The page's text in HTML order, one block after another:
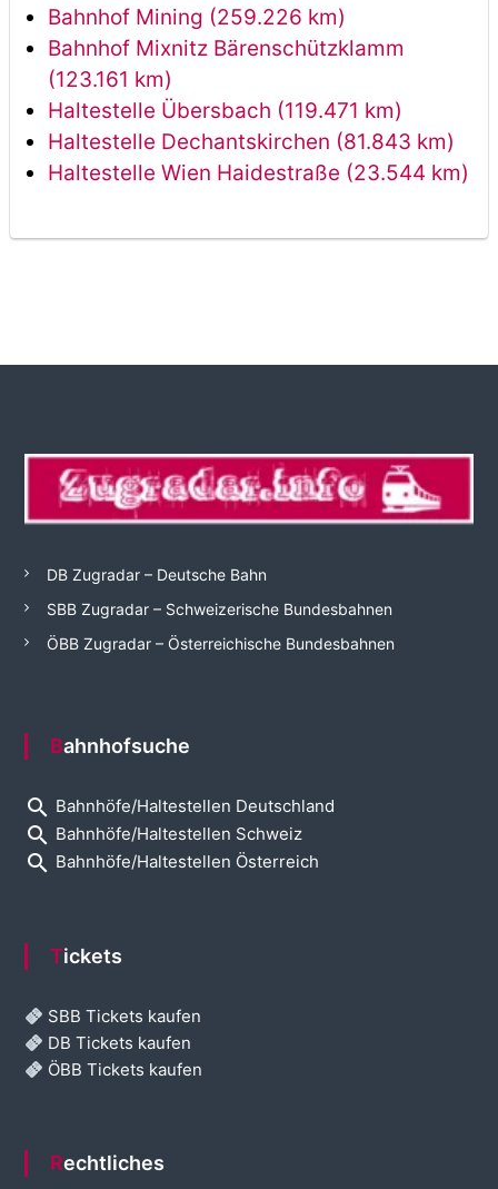
Bahnhof Mining (259.226 km)
Bahnhof Mixnitz Bärenschützklamm
(123.161 km)
Haltestelle Übersbach (119.471 km)
Haltestelle Dechantskirchen (81.843 km)
Haltestelle Wien Haidestraße (23.544 km)
DB Zugradar – Deutsche Bahn
SBB Zugradar – Schweizerische Bundesbahnen
ÖBB Zugradar – Österreichische Bundesbahnen
Bahnhofsuche
search Bahnhöfe/Haltestellen Deutschland
search Bahnhöfe/Haltestellen Schweiz
search Bahnhöfe/Haltestellen Österreich
Tickets
SBB Tickets kaufen
DB Tickets kaufen
ÖBB Tickets kaufen
Rechtliches